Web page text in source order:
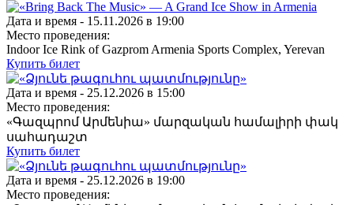
Дата и время - 15.11.2026 в 19:00
Место проведения:
Indoor Ice Rink of Gazprom Armenia Sports Complex, Yerevan
Купить билет
Дата и время - 25.12.2026 в 15:00
Место проведения:
«Գազպրոմ Արմենիա» մարզական համալիրի փակ
սահադաշտ
Купить билет
Дата и время - 25.12.2026 в 19:00
Место проведения: